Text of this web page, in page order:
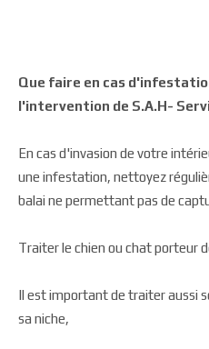
Que faire en cas
l'intervention de S.A.H-
En cas d'invasion de votre
une infestation, nettoyez
balai ne permettant pas de
Traiter le chien ou chat porteur
Il est important de traiter aussi
sa niche,